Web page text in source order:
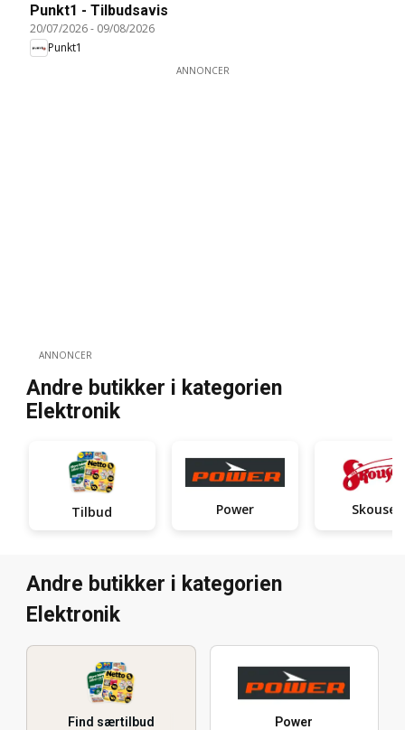
Punkt1 - Tilbudsavis
20/07/2026- 09/08/2026
Punkt1
ANNONCER
ANNONCER
Andre butikker i kategorien
Elektronik
Tilbud Power Skousen
Andre butikker i kategorien
Elektronik
Find særtilbud Power